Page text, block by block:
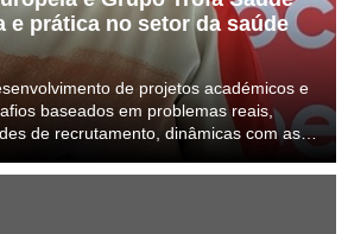
e prática no setor da saúde
de projetos académicos e
baseados em problemas reais,
de recrutamento, dinâmicas com as